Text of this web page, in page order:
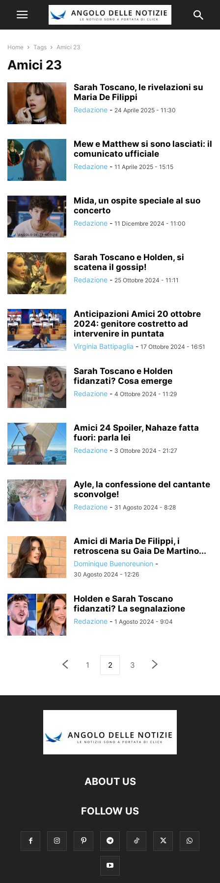
Home Tags Amici 23
Amici 23
Sarah Toscano, le rivelazioni su
Maria De Filippi
Redazione - 24 Aprile 2025 - 11:30
Mew e Matthew si sono lasciati: il
comunicato ufficiale
Redazione - 11 Aprile 2025 - 15:15
Mida, un ospite speciale al suo
concerto
Redazione - 11 Dicembre 2024 - 11:00
Sarah Toscano e Holden, si
scatena il gossip!
Redazione - 25 Ottobre 2024 - 11:11
Anticipazioni Amici 20 ottobre
2024: genitore costretto ad
intervenire in puntata
Virginia Battipaglia - 17 Ottobre 2024 - 16:51
Sarah Toscano e Holden
fidanzati? Cosa emerge
Redazione - 4 Ottobre 2024 - 11:29
Amici 24 Spoiler, Nahaze fatta
fuori: parla lei
Redazione - 3 Ottobre 2024 - 21:27
Ayle, la confessione del cantante
sconvolge!
Redazione - 31 Agosto 2024 - 8:28
Amici di Maria De Filippi, i
retroscena su Gaia De Martino...
Dominique Buenoreunion -
30 Agosto 2024 - 12:26
Holden e Sarah Toscano
fidanzati? La segnalazione
Redazione - 1 Agosto 2024 - 9:04
1 2 3
ABOUT US
FOLLOW US